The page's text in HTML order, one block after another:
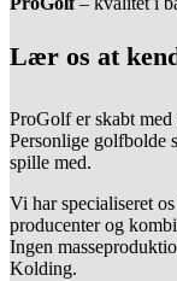
Lær os at
ProGolf er skabt med
Personlige golfbolde
spille med.
Vi har specialiseret
producenter og
Ingen
Kolding.